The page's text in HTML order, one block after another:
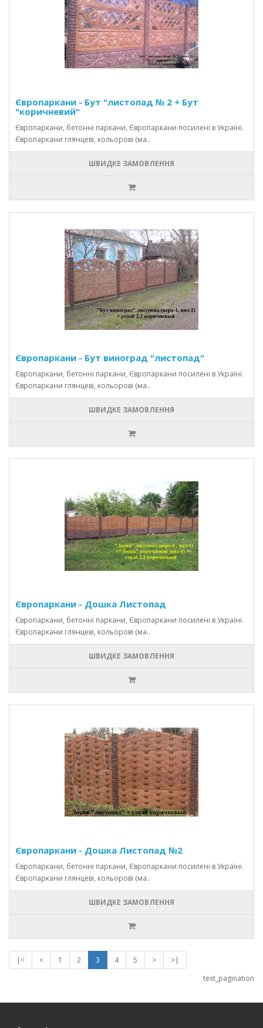
Європаркани - Бут "листопад № 2 + Бут
"коричневий"
Європаркани, бетонні паркани, Європаркани посилені в Україні.
Європаркани глянцеві, кольорові (ма..
ШВИДКЕ ЗАМОВЛЕННЯ
Європаркани - Бут виноград "листопад"
Європаркани, бетонні паркани, Європаркани посилені в Україні.
Європаркани глянцеві, кольорові (ма..
ШВИДКЕ ЗАМОВЛЕННЯ
Європаркани - Дошка Листопад
Європаркани, бетонні паркани, Європаркани посилені в Україні.
Європаркани глянцеві, кольорові (ма..
ШВИДКЕ ЗАМОВЛЕННЯ
Європаркани - Дошка Листопад №2
Європаркани, бетонні паркани, Європаркани посилені в Україні.
Європаркани глянцеві, кольорові (ма..
ШВИДКЕ ЗАМОВЛЕННЯ
|< < 1 2 3 4 5 >
>|
text_pagination